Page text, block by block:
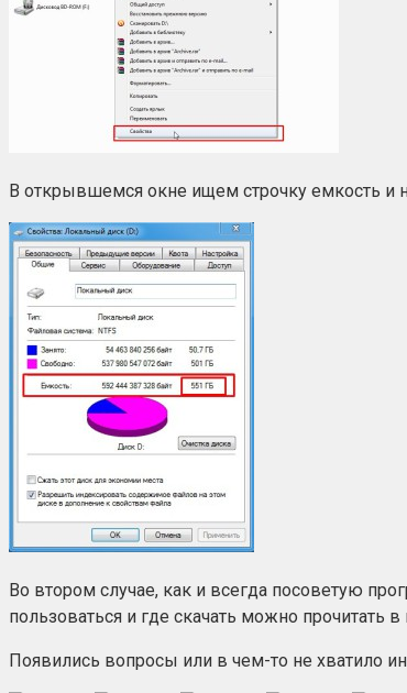
В открывшемся окне ищем строчку емкость и
Во втором случае, как и всегда посоветую
пользоваться и где скачать можно прочитать в
Появились вопросы или в чем-то не хватило